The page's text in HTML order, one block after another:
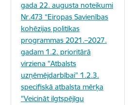
gada 22. augusta noteikumi
Nr.473 “Eiropas Savienības
kohēzijas politikas
programmas 2021.–2027.
gadam 1.2. prioritārā
virziena "Atbalsts
uzņēmējdarbībai" 1.2.3.
specifiskā atbalsta mērķa
"Veicināt ilgtspējīgu